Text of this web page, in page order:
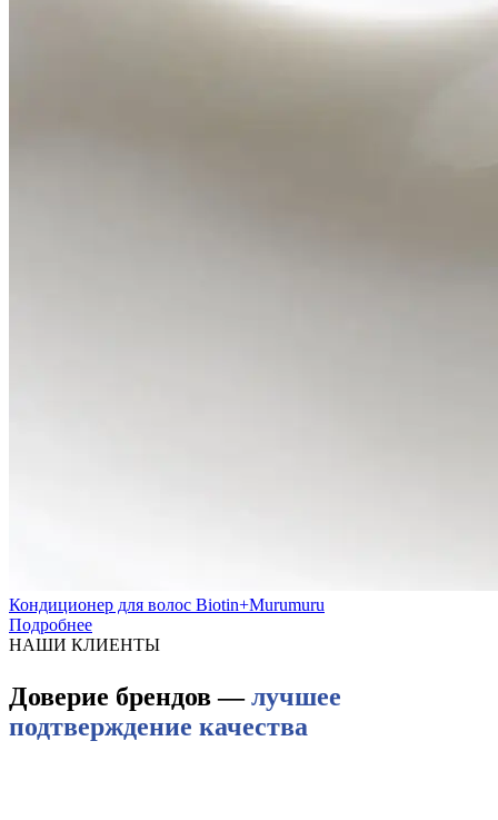
Кондиционер для волос Biotin+Murumuru
Подробнее
НАШИ КЛИЕНТЫ
Доверие брендов —лучшее
подтверждение качества